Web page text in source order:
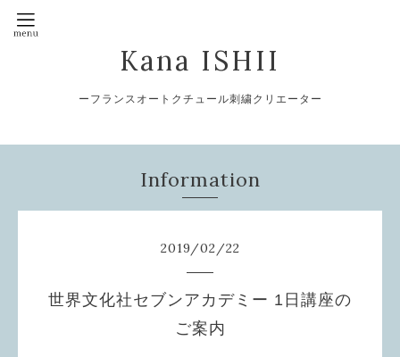
Kana ISHII
ーフランスオートクチュール刺繍クリエーター
Information
2019/02/22
世界文化社セブンアカデミー 1日講座の
ご案内